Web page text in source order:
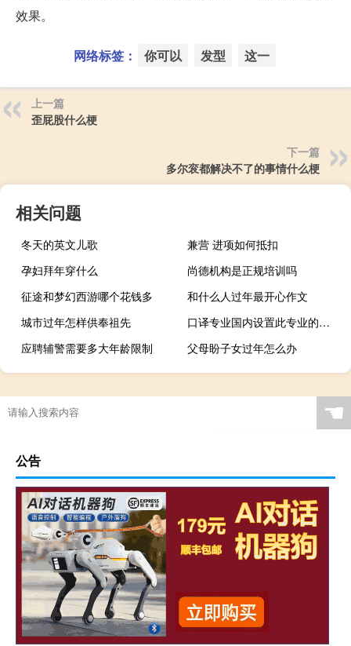
效果。
网络标签： 你可以 发型 这一
上一篇
歪屁股什么梗
下一篇
多尔衮都解决不了的事情什么梗
相关问题
冬天的英文儿歌
兼营 进项如何抵扣
孕妇拜年穿什么
尚德机构是正规培训吗
征途和梦幻西游哪个花钱多
和什么人过年最开心作文
城市过年怎样供奉祖先
口译专业国内设置此专业的院校
应聘辅警需要多大年龄限制
父母盼子女过年怎么办
☚
公告